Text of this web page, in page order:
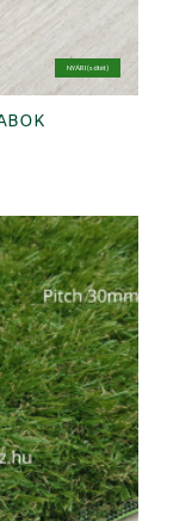
NYÁRI (sötét)